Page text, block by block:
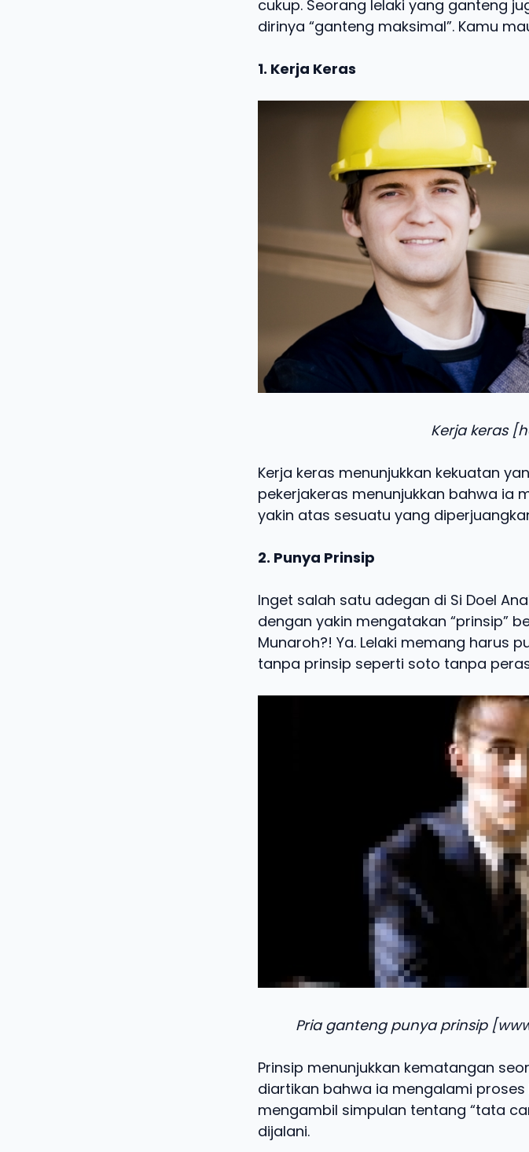
cukup. Seorang lelaki yang ganteng
dirinya “ganteng maksimal”. Kamu
1. Kerja Keras
Kerja keras
Kerja keras menunjukkan kekuatan
pekerjakeras menunjukkan bahwa ia
yakin atas sesuatu yang
2. Punya Prinsip
Inget salah satu adegan di Si Doel
dengan yakin mengatakan “prinsip”
Munaroh?! Ya. Lelaki memang harus
tanpa prinsip seperti soto tanpa
Pria ganteng punya prinsip
Prinsip menunjukkan kematangan
diartikan bahwa ia mengalami
mengambil simpulan tentang “tata
dijalani.